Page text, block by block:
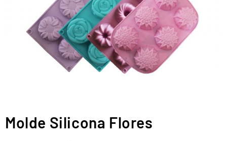
Molde Silicona Flores